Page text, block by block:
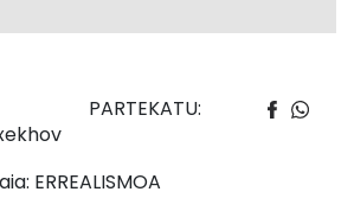
PARTEKATU:
ERREALISMOA